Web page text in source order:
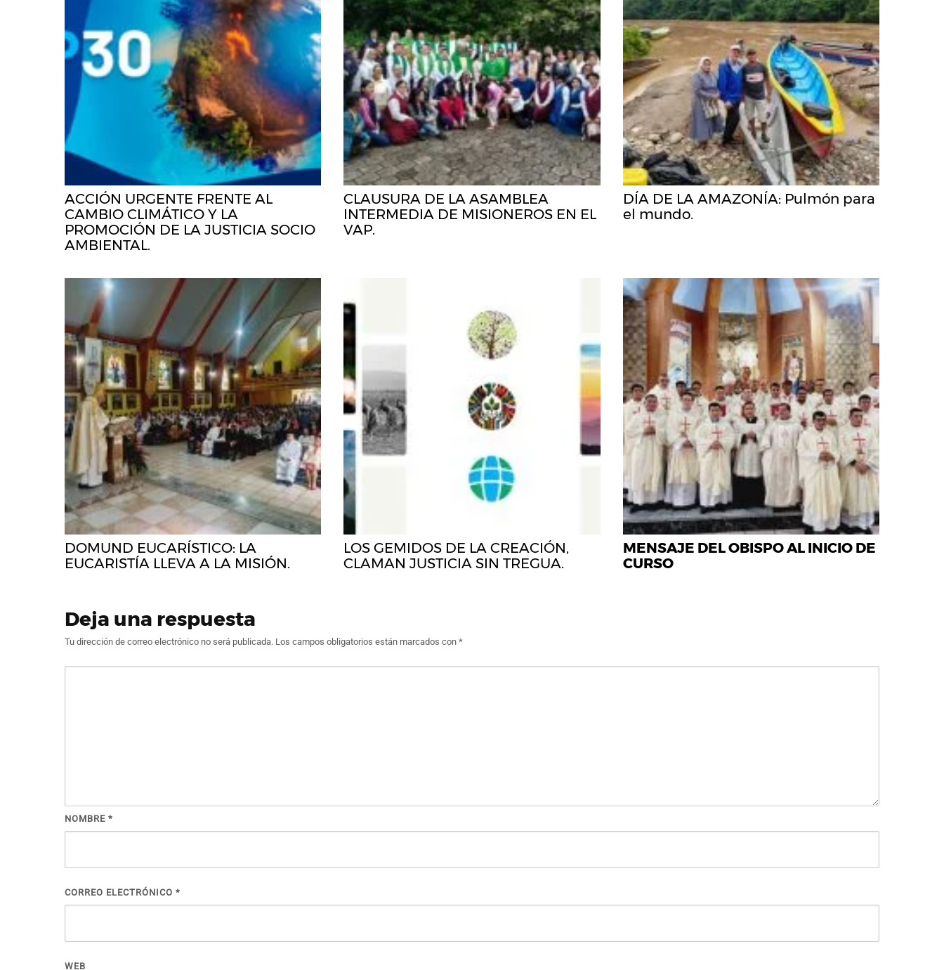
ACCIÓN URGENTE FRENTE AL
CAMBIO CLIMÁTICO Y LA
PROMOCIÓN DE LA JUSTICIA SOCIO
AMBIENTAL.
CLAUSURA DE LA ASAMBLEA
INTERMEDIA DE MISIONEROS EN EL
VAP.
DÍA DE LA AMAZONÍA: Pulmón para
el mundo.
DOMUND EUCARÍSTICO: LA
EUCARISTÍA LLEVA A LA MISIÓN.
LOS GEMIDOS DE LA CREACIÓN,
CLAMAN JUSTICIA SIN TREGUA.
MENSAJE DEL OBISPO AL INICIO DE
CURSO
Deja una respuesta
Tu dirección de correo electrónico no será publicada. Los campos obligatorios están marcados con *
NOMBRE *
CORREO ELECTRÓNICO *
WEB